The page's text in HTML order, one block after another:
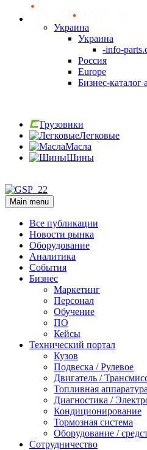
Украина
Украина
-info-
Россия
Europe
Бизнес-каталог
Грузовики
Легковые
Масла
Шины
Main menu
Все публикации
Новости рынка
Оборудование
Аналитика
События
Бизнес
Маркетинг
Персонал
Обучение
ПО
Кейсы
Технический портал
Кузов
Подвеска / Рулевое
Двигатель /
Топливная аппаратура
Диагностика /
Кондиционирование
Тормозная система
Оборудование /
Сотрудничество